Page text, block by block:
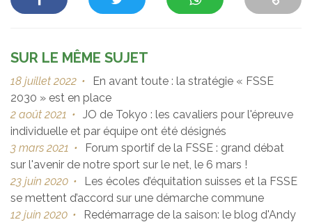
SUR LE MÊME SUJET
18 juillet 2022 •
En avant toute : la stratégie « FSSE
2030 » est en place
2 août 2021 • JO de Tokyo : les cavaliers pour l'épreuve
individuelle et par équipe ont été désignés
3 mars 2021 •
Forum sportif de la FSSE : grand débat
sur l'avenir de notre sport sur le net, le 6 mars !
23 juin 2020 •
Les écoles d’équitation suisses et la FSSE
se mettent d’accord sur une démarche commune
12 juin 2020 •
Redémarrage de la saison: le blog d'Andy